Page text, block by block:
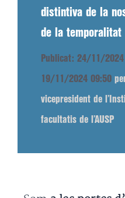
distintiva de la
de la temporalitat
Publicat: 24/11/2024
19/11/2024 09:50
vicepresident de
facultatis de l’AUSP